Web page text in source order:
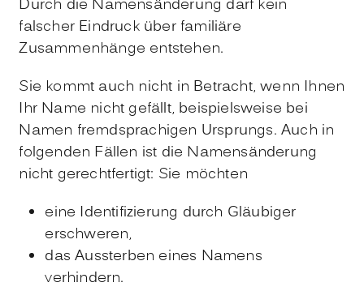
Durch die Namensänderung darf kein
falscher Eindruck über familiäre
Zusammenhänge entstehen.
Sie kommt auch nicht in Betracht, wenn Ihnen
Ihr Name nicht gefällt, beispielsweise bei
Namen fremdsprachigen Ursprungs. Auch in
folgenden Fällen ist die Namensänderung
nicht gerechtfertigt: Sie möchten
eine Identifizierung durch Gläubiger
erschweren,
das Aussterben eines Namens
verhindern.